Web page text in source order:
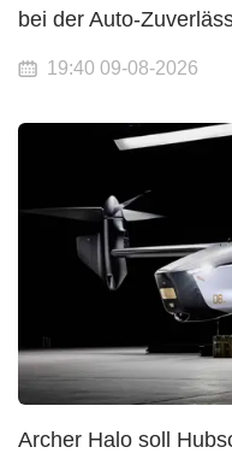
bei der Auto-
19:40 09-08-2026
Archer Halo soll